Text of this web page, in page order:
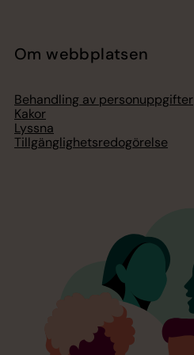
Om webbplatsen
Behandling av personuppgifter
Kakor
Lyssna
Tillgänglighetsredogörelse